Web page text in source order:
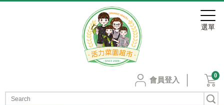
會員登入
0